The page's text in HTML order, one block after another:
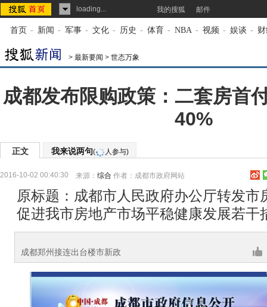
loading... 我的搜狐 邮件
首页 - 新闻 - 军事 - 文化 - 历史 - 体育 - NBA - 视频 - 娱谈 -
> 最新要闻 > 世态万象
成都发布限购政策：二套房首
40%
正文 我来说两句( 人参与)
2016-10-02 00:40:30 来源： 综合 作者：成都市政府网站
原标题：成都市人民政府办公厅转发市
促进我市房地产市场平稳健康发展若干
成都郑州接连出台楼市新政